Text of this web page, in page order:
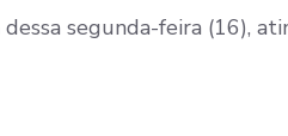
segunda-feira (16),